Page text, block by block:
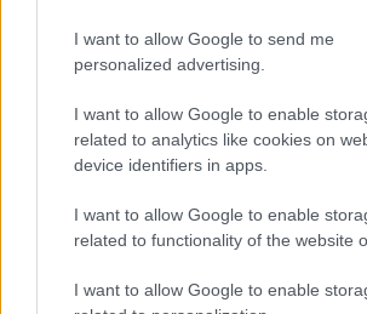
I want to allow Google to send me
personalized advertising.
I want to allow Google to enable
related to analytics like cookies on
device identifiers in apps.
I want to allow Google to enable
related to functionality of the website
I want to allow Google to enable
Στην πρόσφατηομιλία του στο
παράταξή του τον στόχο της
κάλπη, σημειώνοντας πως
μια δύναμη που δεν θα ασκεί